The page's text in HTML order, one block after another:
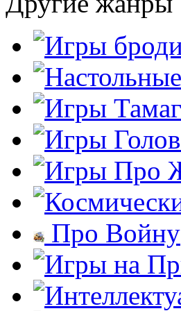
Про Войну